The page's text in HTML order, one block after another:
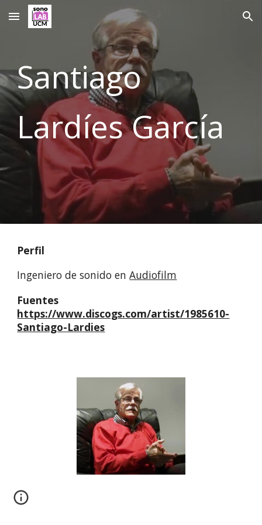
Skip to main content Skip to navigation
Santiago
Lardíes García
Perfil
Ingeniero de sonido enAudiofilm
Fuentes
https://www.discogs.com/artist/1985610-
Santiago-Lardies